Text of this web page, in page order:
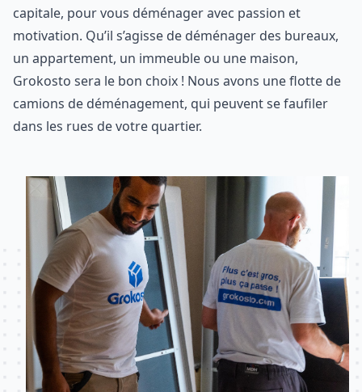
capitale, pour vous déménager avec passion et
motivation. Qu’il s’agisse de déménager des bureaux,
un appartement, un immeuble ou une maison,
Grokosto sera le bon choix ! Nous avons une flotte de
camions de déménagement, qui peuvent se faufiler
dans les rues de votre quartier.